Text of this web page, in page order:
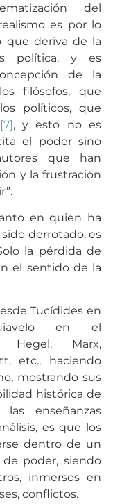
del
es por lo
deriva de la
política, y es
de la
filósofos, que
políticos, que
[7], y esto no es
el poder sino
que han
y la frustración
en quien ha
derrotado, es
la pérdida de
el sentido de la
Tucídides en
en el
Hegel, Marx,
etc., haciendo
mostrando sus
histórica de
enseñanzas
es que los
dentro de un
poder, siendo
inmersos en
conflictos.